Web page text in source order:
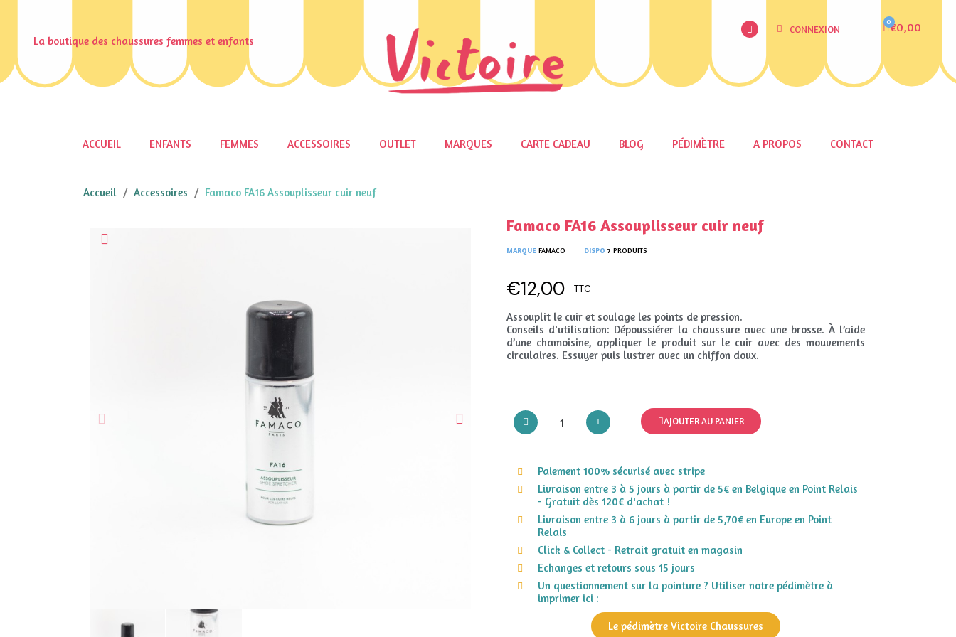
La boutique des chaussures femmes et enfants
CONNEXION €0,00
ACCUEIL ENFANTS FEMMES ACCESSOIRES OUTLET MARQUES CARTE CADEAU BLOG PÉDIMÈTRE A PROPOS CONTACT
Accueil Accessoires Famaco FA16 Assouplisseur cuir neuf
Famaco FA16 Assouplisseur cuir neuf
MARQUE FAMACO DISPO 7 PRODUITS
€12,00 TTC
Assouplit le cuir et soulage les points de pression.
Conseils d'utilisation: Dépoussiérer la chaussure avec une brosse. À l’aide
d’une chamoisine, appliquer le produit sur le cuir avec des mouvements
circulaires. Essuyer puis lustrer avec un chiffon doux.
AJOUTER AU PANIER
Paiement 100% sécurisé avec stripe
Livraison entre 3 à 5 jours à partir de 5€ en Belgique en Point Relais
- Gratuit dès 120€ d'achat !
Livraison entre 3 à 6 jours à partir de 5,70€ en Europe en Point
Relais
Click & Collect - Retrait gratuit en magasin
Echanges et retours sous 15 jours
Un questionnement sur la pointure ? Utiliser notre pédimètre à
imprimer ici :
Le pédimètre Victoire Chaussures